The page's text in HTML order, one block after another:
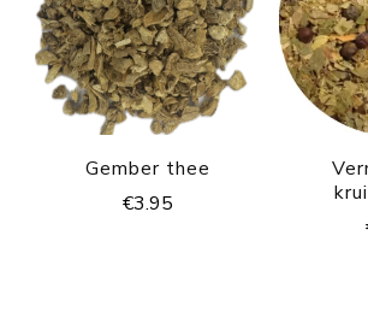
Gember thee
€3.95